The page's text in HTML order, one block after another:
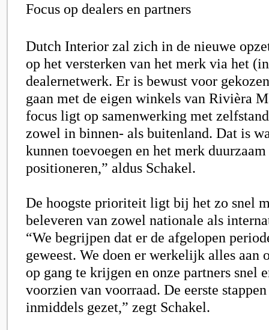
Focus op dealers en partners
Dutch Interior zal zich in de nieuwe
op het versterken van het merk via het
dealernetwerk. Er is bewust voor
gaan met de eigen winkels van Rivièra
focus ligt op samenwerking met
zowel in binnen- als buitenland. Dat is
kunnen toevoegen en het merk
positioneren,” aldus Schakel.
De hoogste prioriteit ligt bij het zo snel
beleveren van zowel nationale als
“We begrijpen dat er de afgelopen
geweest. We doen er werkelijk alles aan
op gang te krijgen en onze partners snel
voorzien van voorraad. De eerste
inmiddels gezet,” zegt Schakel.